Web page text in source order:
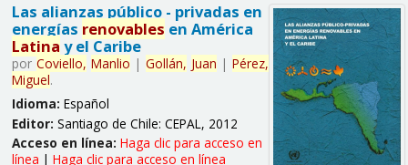
Las alianzas público - privadas en
energías renovables en América
Latina y el Caribe
por Coviello, Manlio | Gollán, Juan | Pérez,
Miguel.
Idioma: Español
Editor: Santiago de Chile: CEPAL, 2012
Acceso en línea: Haga clic para acceso en
línea | Haga clic para acceso en línea